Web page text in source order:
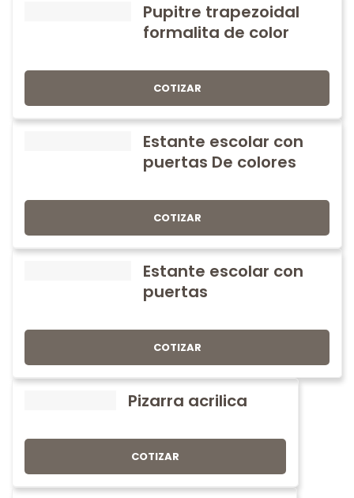
Pupitre trapezoidal
formalita de color
COTIZAR
Estante escolar con
puertas De colores
COTIZAR
Estante escolar con
puertas
COTIZAR
Pizarra acrilica
COTIZAR